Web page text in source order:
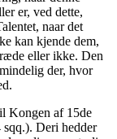
er, ved dette,
naar det
kan kjende dem,
eller ikke. Den
der, hvor
Kongen af 15de
Deri hedder